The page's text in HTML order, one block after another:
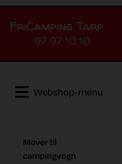
97 97 10 10
Webshop-menu
Mover til
campingvogn